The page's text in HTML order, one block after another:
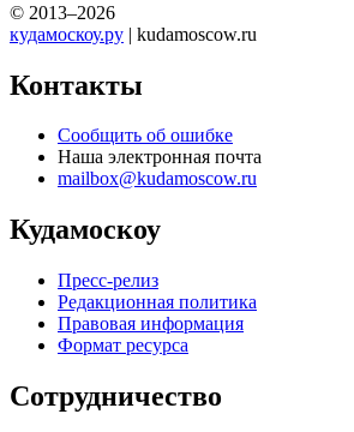
© 2013–2026
кудамоскоу.ру | kudamoscow.ru
Контакты
Сообщить об ошибке
Наша электронная почта
mailbox@kudamoscow.ru
Кудамоскоу
Пресс-релиз
Редакционная политика
Правовая информация
Формат ресурса
Сотрудничество